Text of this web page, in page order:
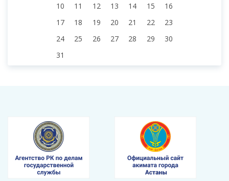
10
11 12 13 14 15
16
17
18 19 20 21 22
23
24
25 26 27 28 29
30
31